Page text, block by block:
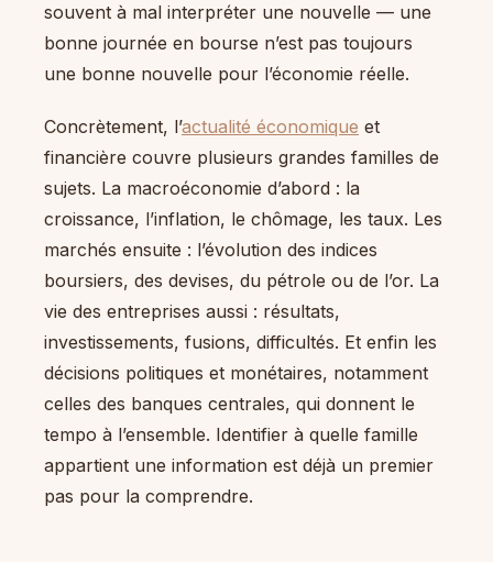
souvent à mal interpréter une nouvelle — une
bonne journée en bourse n’est pas toujours
une bonne nouvelle pour l’économie réelle.
Concrètement, l’actualité économique et
financière couvre plusieurs grandes familles de
sujets. La macroéconomie d’abord : la
croissance, l’inflation, le chômage, les taux. Les
marchés ensuite : l’évolution des indices
boursiers, des devises, du pétrole ou de l’or. La
vie des entreprises aussi : résultats,
investissements, fusions, difficultés. Et enfin les
décisions politiques et monétaires, notamment
celles des banques centrales, qui donnent le
tempo à l’ensemble. Identifier à quelle famille
appartient une information est déjà un premier
pas pour la comprendre.